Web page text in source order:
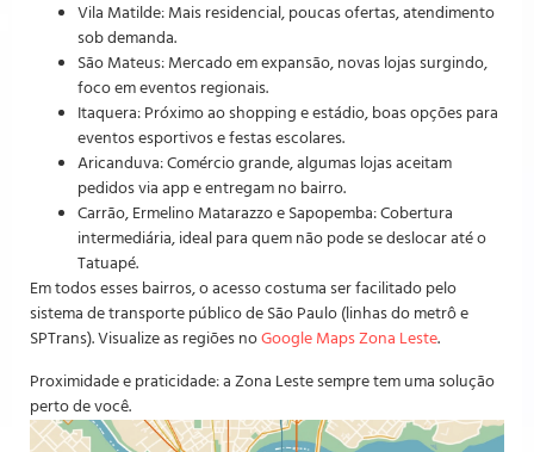
Vila Matilde: Mais residencial, poucas ofertas, atendimento
sob demanda.
São Mateus: Mercado em expansão, novas lojas surgindo,
foco em eventos regionais.
Itaquera: Próximo ao shopping e estádio, boas opções para
eventos esportivos e festas escolares.
Aricanduva: Comércio grande, algumas lojas aceitam
pedidos via app e entregam no bairro.
Carrão, Ermelino Matarazzo e Sapopemba: Cobertura
intermediária, ideal para quem não pode se deslocar até o
Tatuapé.
Em todos esses bairros, o acesso costuma ser facilitado pelo
sistema de transporte público de São Paulo (linhas do metrô e
SPTrans). Visualize as regiões noGoogle Maps Zona Leste.
Proximidade e praticidade: a Zona Leste sempre tem uma solução
perto de você.